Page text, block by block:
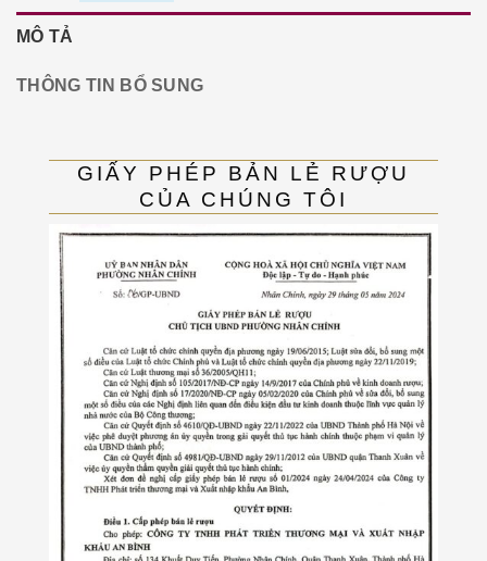
MÔ TẢ
THÔNG TIN BỔ SUNG
GIẤY PHÉP BẢN LẺ RƯỢU
CỦA CHÚNG TÔI